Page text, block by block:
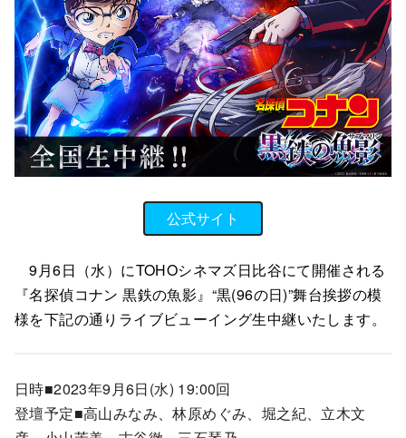
公式サイト
9月6日（水）にTOHOシネマズ日比谷にて開催される
『名探偵コナン 黒鉄の魚影』 “黒(96の日)”舞台挨拶の模
様を下記の通りライブビューイング生中継いたします。
日時■2023年9月6日(水) 19:00回
登壇予定■高山みなみ、林原めぐみ、堀之紀、立木文